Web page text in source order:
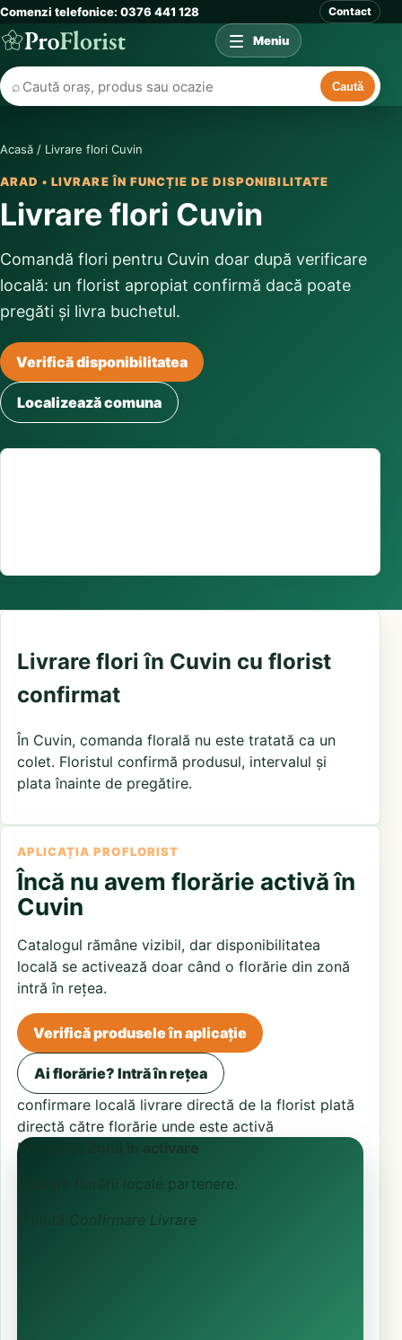
Comenzi telefonice: 0376 441 128 Contact
⌕ Caută
Meniu
Acasă / Livrare flori Cuvin
ARAD • LIVRARE ÎN FUNCȚIE DE DISPONIBILITATE
Livrare flori Cuvin
Comandă flori pentru Cuvin doar după verificare
locală: un florist apropiat confirmă dacă poate
pregăti și livra buchetul.
Verifică disponibilitatea
Localizează comuna
Livrare flori în Cuvin cu florist
confirmat
În Cuvin, comanda florală nu este tratată ca un
colet. Floristul confirmă produsul, intervalul și
plata înainte de pregătire.
APLICAȚIA PROFLORIST
Încă nu avem florărie activă în
Cuvin
Catalogul rămâne vizibil, dar disponibilitatea
locală se activează doar când o florărie din zonă
intră în rețea.
Verifică produsele în aplicație
Ai florărie? Intră în rețea
confirmare locală livrare directă de la florist plată
directă către florărie unde este activă
ProFlorist
Zonă în activare
Căutăm florării locale partenere.
Confirmare Livrare